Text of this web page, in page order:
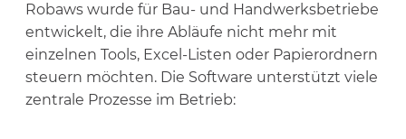
Robaws wurde für Bau- und Handwerksbetriebe
entwickelt, die ihre Abläufe nicht mehr mit
einzelnen Tools, Excel-Listen oder Papierordnern
steuern möchten. Die Software unterstützt viele
zentrale Prozesse im Betrieb: